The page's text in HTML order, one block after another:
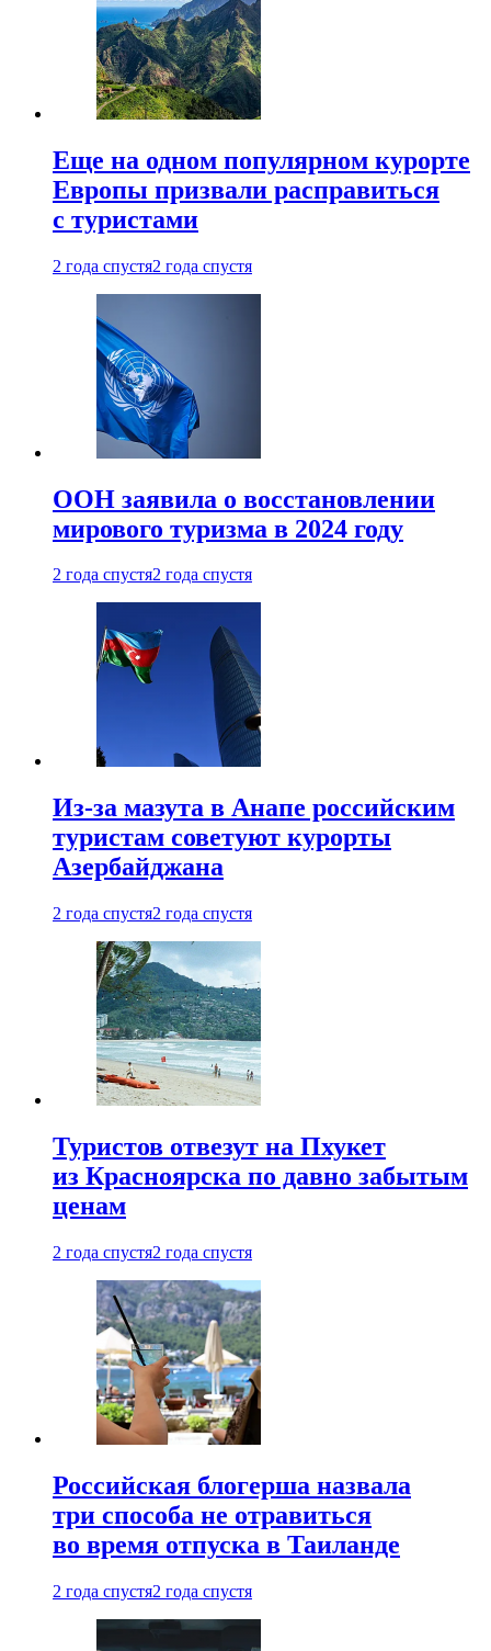
Еще на одном популярном курорте
Европы призвали расправиться
с туристами
2 года спустя2 года спустя
ООН заявила о восстановлении
мирового туризма в 2024 году
2 года спустя2 года спустя
Из-за мазута в Анапе российским
туристам советуют курорты
Азербайджана
2 года спустя2 года спустя
Туристов отвезут на Пхукет
из Красноярска по давно забытым
ценам
2 года спустя2 года спустя
Российская блогерша назвала
три способа не отравиться
во время отпуска в Таиланде
2 года спустя2 года спустя